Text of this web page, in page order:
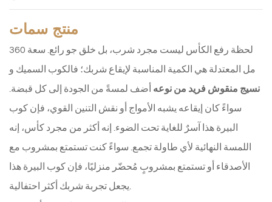
منتج سمات
لحظة رفع الكأس ليست مجرد شرب، بل خلق جو رائع. سعة 360
مل المعتدلة هي الكمية المناسبة لإيقاع شربك؛ فالكوب السميك و
نسيج منقوش فريد من نوعه أضف لمسةً من الجودة إلى كل قبضة.
سواءً كان إيقاعه يشبه الأمواج أو نقش التنين القوي، فإن كوب
البيرة هذا آسرٌ للغاية تحت الضوء. إنه أكثر من مجرد كأس، إنه
اللمسة النهائية لأي طاولة تجمع. سواءً كنت تستمتع بمشروب مع
الأصدقاء أو تستمتع بمشروبٍ مُحضّر منزليًا، فإن كوب البيرة هذا